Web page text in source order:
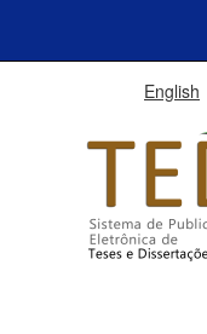
English